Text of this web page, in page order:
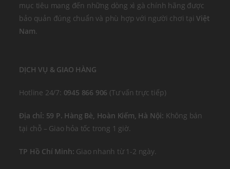
mục tiêu mang đến những dòng xì gà chính hãng được
bảo quản đúng chuẩn và phù hợp với người chơi tạiViệt
Nam.
DỊCH VỤ & GIAO HÀNG
Hotline 24/7: 0945 866 906 (Tư vấn trực tiếp)
Địa chỉ: 59 P. Hàng Bè, Hoàn Kiếm, Hà Nội: Không bán
tại chỗ – Giao hỏa tốc trong 1 giờ.
TP Hồ Chí Minh: Giao nhanh từ 1-2 ngày.